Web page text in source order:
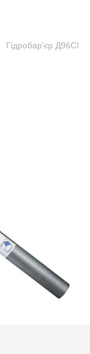
Гідробар'єр Д96СІ